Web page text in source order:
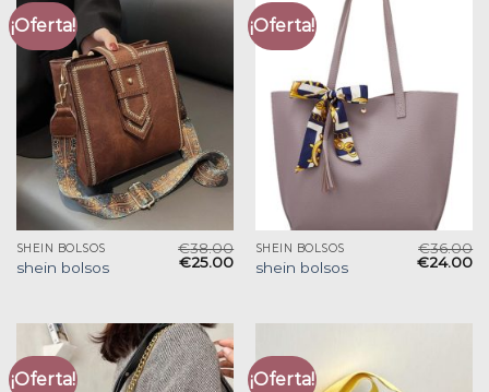
¡Oferta!
SHEIN BOLSOS
shein bolsos
€38.00
€25.00
¡Oferta!
SHEIN BOLSOS
shein bolsos
€36.00
€24.00
¡Oferta! ¡Oferta!